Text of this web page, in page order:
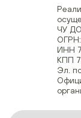
ЧУ
ОГРН:
ИНН
КПП
Эл.